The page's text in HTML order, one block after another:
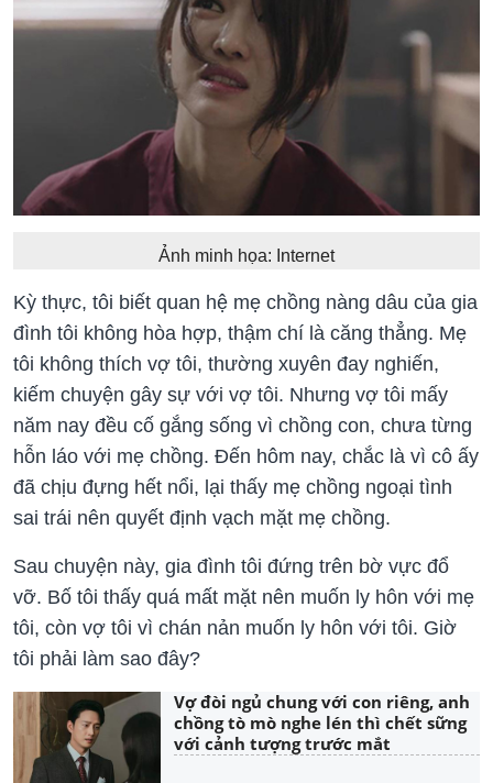
Ảnh minh họa: Internet
Kỳ thực, tôi biết quan hệ mẹ chồng nàng dâu của gia
đình tôi không hòa hợp, thậm chí là căng thẳng. Mẹ
tôi không thích vợ tôi, thường xuyên đay nghiến,
kiếm chuyện gây sự với vợ tôi. Nhưng vợ tôi mấy
năm nay đều cố gắng sống vì chồng con, chưa từng
hỗn láo với mẹ chồng. Đến hôm nay, chắc là vì cô ấy
đã chịu đựng hết nổi, lại thấy mẹ chồng ngoại tình
sai trái nên quyết định vạch mặt mẹ chồng.
Sau chuyện này, gia đình tôi đứng trên bờ vực đổ
vỡ. Bố tôi thấy quá mất mặt nên muốn ly hôn với mẹ
tôi, còn vợ tôi vì chán nản muốn ly hôn với tôi. Giờ
tôi phải làm sao đây?
Vợ đòi ngủ chung với con riêng, anh
chồng tò mò nghe lén thì chết sững
với cảnh tượng trước mắt